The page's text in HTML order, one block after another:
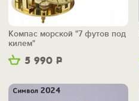
5 990 Р
Компас морской "7 футов под
килем"